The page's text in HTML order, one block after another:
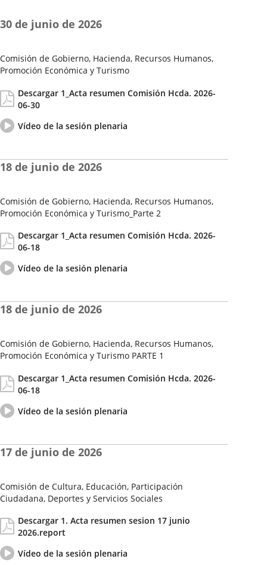
Comisión de Gobierno, Hacienda, Recursos Humanos,
Promoción Económica y Turismo
de
la
Sesión
30 de junio de 2026
Descargar 1_Acta resumen Comisión Hcda. 2026-
06-30
Vídeo
del
Vídeo de la sesión plenaria
aplicación
Comisión de Gobierno, Hacienda, Recursos Humanos,
Promoción Económica y Turismo_Parte 2
de
la
Sesión
18 de junio de 2026
Descargar 1_Acta resumen Comisión Hcda. 2026-
06-18
Vídeo
del
Vídeo de la sesión plenaria
aplicación
Comisión de Gobierno, Hacienda, Recursos Humanos,
Promoción Económica y Turismo PARTE 1
de
la
Sesión
18 de junio de 2026
Descargar 1_Acta resumen Comisión Hcda. 2026-
06-18
Vídeo
del
Vídeo de la sesión plenaria
aplicación
Comisión de Cultura, Educación, Participación
Ciudadana, Deportes y Servicios Sociales
de
la
Sesión
17 de junio de 2026
Descargar 1. Acta resumen sesion 17 junio
2026.report
Vídeo
del
Vídeo de la sesión plenaria